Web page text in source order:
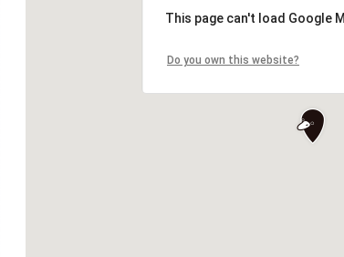
This page can't load Google
Do you own this website?